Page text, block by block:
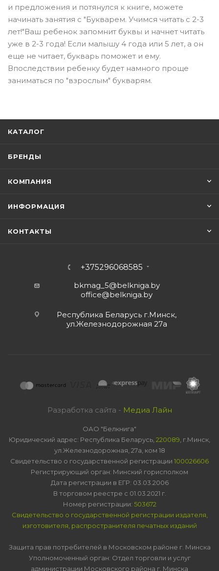
и предложения и потянулся к книге, можете
начинать занятия с "Букварем. Учимся читать с 2-3
лет!"Ваш ребенок запомнит буквы и начнет читать
уже в 2-3 года! Если малышу 4 года или 5 лет, а он
еще не читает, букварь поможет и ему.
Впоследствии ребенку будет намного проще
заниматься по "взрослым" букварям.
КАТАЛОГ
БРЕНДЫ
КОМПАНИЯ
ИНФОРМАЦИЯ
КОНТАКТЫ
+375296068585
bkmag_5@belkniga.by
office@belkniga.by
Республика Беларусь г.Минск,
ул.Железнодорожная 27а
Разработка сайта - Медиа Лайн
ОАО "Белкнига"
Юридический адрес: Республика Беларусь, 220089 , г.Минск,
ул.Железнодорожная, 27а, ком 18
Свидетельство о государственной регистрации 100026606
Регистрирующий орган: Минский горисполком
Дата регистрации в ЕГР: 03.03.2006
В торговом реестре с 01.03.2021 г.
Номер регистрации: 503672
Свидетельство о государственной регистрации издателя,
изготовителя, распространителя печатных изданий
Защита прав потребителей в Московском районе г. Минска
Уполномоченный орган: Отдел торговли и услуг
администрации Московского района г. Минска